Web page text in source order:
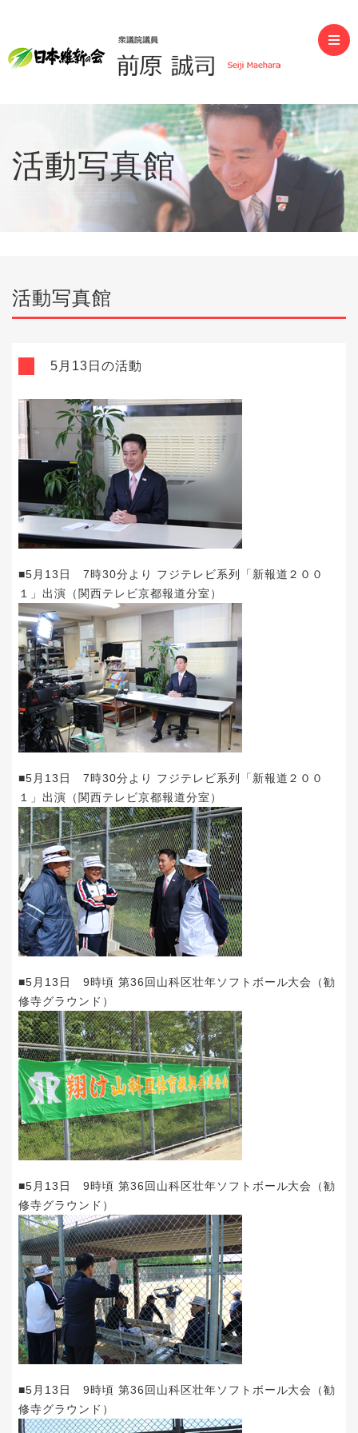
前原誠司（衆議院議員）
活動写真館
活動写真館
5月13日の活動
■5月13日 7時30分より フジテレビ系列「新報道２００
１」出演（関西テレビ京都報道分室）
■5月13日 7時30分より フジテレビ系列「新報道２００
１」出演（関西テレビ京都報道分室）
■5月13日 9時頃 第36回山科区壮年ソフトボール大会（勧
修寺グラウンド）
■5月13日 9時頃 第36回山科区壮年ソフトボール大会（勧
修寺グラウンド）
■5月13日 9時頃 第36回山科区壮年ソフトボール大会（勧
修寺グラウンド）